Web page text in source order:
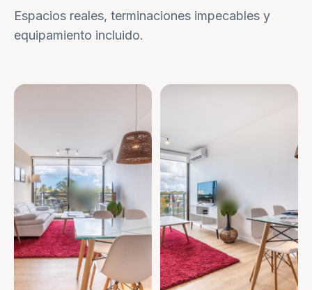
Espacios reales, terminaciones impecables y
equipamiento incluido.